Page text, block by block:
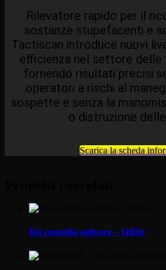
Rilevatore rapido per il
sostanze stupefacenti e
Tactiscan introduce nuovi
efficienza nel settore delle
fornendo risultati precisi
operatori a rischi al
sospette e senza la
o distruzione
Scarica la scheda
Kit custodia salivare – QiDix